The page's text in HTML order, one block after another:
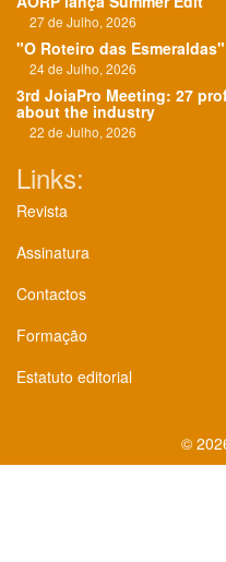
27 de Julho, 2026
"O Roteiro das
24 de Julho, 2026
3rd JoiaPro Meeting: 27
about the industry
22 de Julho, 2026
Links:
Revista
Assinatura
Contactos
Formação
Estatuto editorial
©